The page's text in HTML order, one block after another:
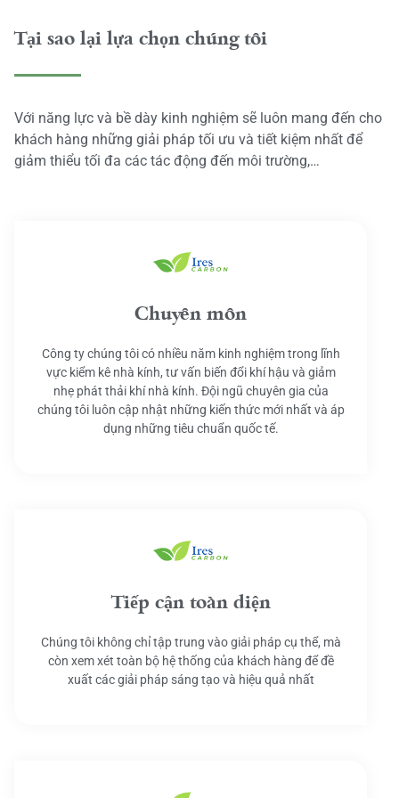
Tại sao lại lựa chọn chúng tôi
Với năng lực và bề dày kinh nghiệm sẽ luôn mang đến cho
khách hàng những giải pháp tối ưu và tiết kiệm nhất để
giảm thiểu tối đa các tác động đến môi trường,…
Chuyên môn
Công ty chúng tôi có nhiều năm kinh nghiệm trong lĩnh
vực kiểm kê nhà kính, tư vấn biến đổi khí hậu và giảm
nhẹ phát thải khí nhà kính. Đội ngũ chuyên gia của
chúng tôi luôn cập nhật những kiến thức mới nhất và áp
dụng những tiêu chuẩn quốc tế.
Tiếp cận toàn diện
Chúng tôi không chỉ tập trung vào giải pháp cụ thể, mà
còn xem xét toàn bộ hệ thống của khách hàng để đề
xuất các giải pháp sáng tạo và hiệu quả nhất